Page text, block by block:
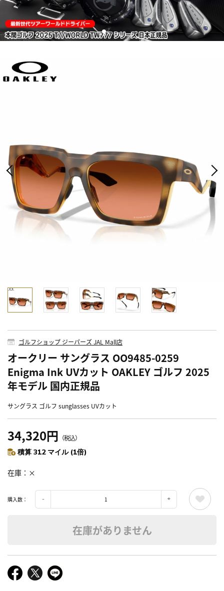
ゴルフショップ ジーパーズ JAL Mall店
オークリー サングラス OO9485-0259
Enigma Ink UVカット OAKLEY ゴルフ 2025
年モデル 国内正規品
サングラス ゴルフ sunglasses UVカット
34,320円 （税込）
積算 312 マイル (1倍)
在庫 ×
購入数：
在庫がありません